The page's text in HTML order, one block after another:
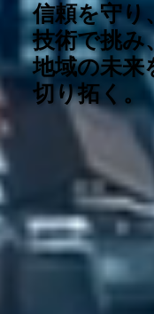
信頼を守り、
技術で挑み
地域の未来
切り拓く。